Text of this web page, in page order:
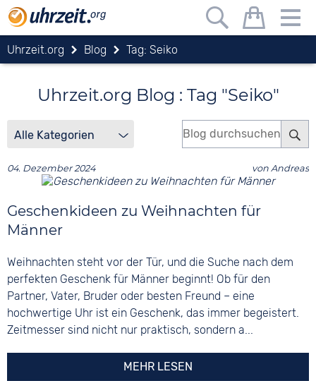
Uhrzeit.org Blog Tag: Seiko
Uhrzeit.org Blog : Tag "Seiko"
04. Dezember 2024 von Andreas
Geschenkideen zu Weihnachten für
Männer
Weihnachten steht vor der Tür, und die Suche nach dem
perfekten Geschenk für Männer beginnt! Ob für den
Partner, Vater, Bruder oder besten Freund – eine
hochwertige Uhr ist ein Geschenk, das immer begeistert.
Zeitmesser sind nicht nur praktisch, sondern a...
MEHR LESEN